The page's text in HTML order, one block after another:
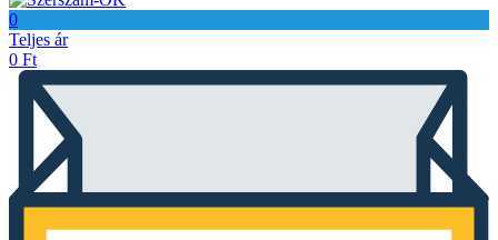
0
Teljes ár
0 Ft